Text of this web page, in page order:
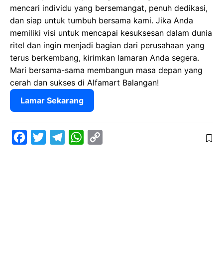
mencari individu yang bersemangat, penuh dedikasi,
dan siap untuk tumbuh bersama kami. Jika Anda
memiliki visi untuk mencapai kesuksesan dalam dunia
ritel dan ingin menjadi bagian dari perusahaan yang
terus berkembang, kirimkan lamaran Anda segera.
Mari bersama-sama membangun masa depan yang
cerah dan sukses di Alfamart Balangan!
Lamar Sekarang
W